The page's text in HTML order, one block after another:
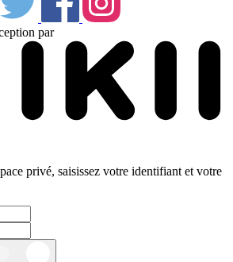
par
privé, saisissez votre identifiant et votre